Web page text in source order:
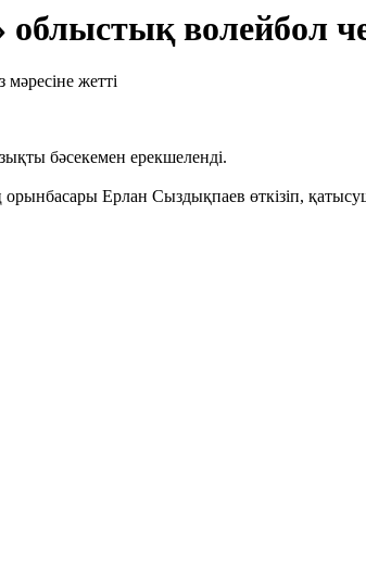
волейбол
бәсекемен ерекшеленді.
орынбасары Ерлан Сыздықпаев өткізіп,